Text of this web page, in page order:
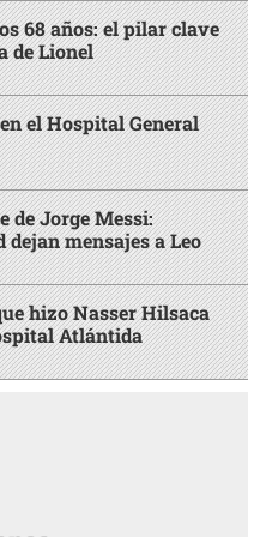
68 años: el pilar clave
de Lionel
el Hospital General
de Jorge Messi:
mensajes a Leo
hizo Nasser Hilsaca
Atlántida